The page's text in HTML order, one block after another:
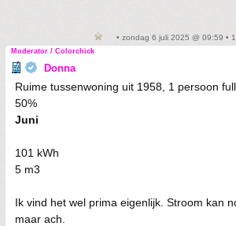
• zondag 6 juli 2025 @ 09:59 •
Moderator / Colorchick
Donna
Ruime tussenwoning uit 1958, 1 persoon
50%
Juni
101 kWh
5 m3
Ik vind het wel prima eigenlijk. Stroom kan
maar ach.